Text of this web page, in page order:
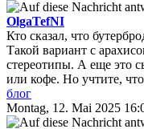
OlgaTefNI
Кто сказал, что
Такой вариант с
стереотипы. А еще это
или кофе. Но учтите,
блог
Montag, 12. Mai 2025